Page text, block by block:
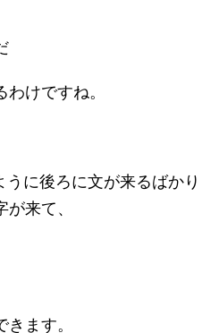
けですね。
に後ろに文が来るばかり
来て、
ます。